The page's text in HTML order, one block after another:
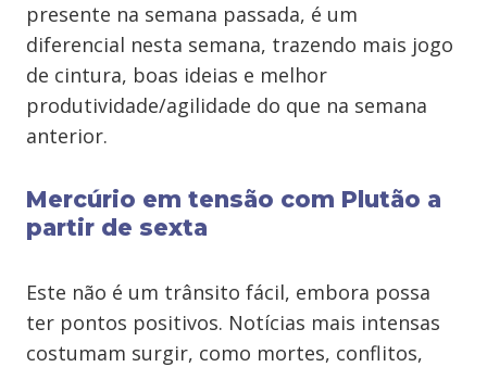
presente na semana passada, é um
diferencial nesta semana, trazendo mais jogo
de cintura, boas ideias e melhor
produtividade/agilidade do que na semana
anterior.
Mercúrio em tensão com Plutão a
partir de sexta
Este não é um trânsito fácil, embora possa
ter pontos positivos. Notícias mais intensas
costumam surgir, como mortes, conflitos,